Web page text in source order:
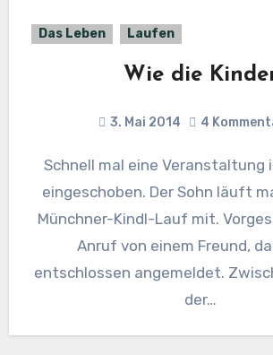
Das Leben Laufen
Wie die
3. Mai 2014 4
Schnell mal eine Veranstaltung in die Woche
eingeschoben. Der Sohn läuft
Münchner-Kindl-Lauf mit.
Anruf von einem Freund,
entschlossen angemeldet.
der…